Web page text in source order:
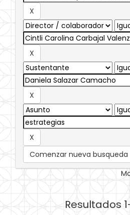
Comenzar nueva busqueda
Resultados